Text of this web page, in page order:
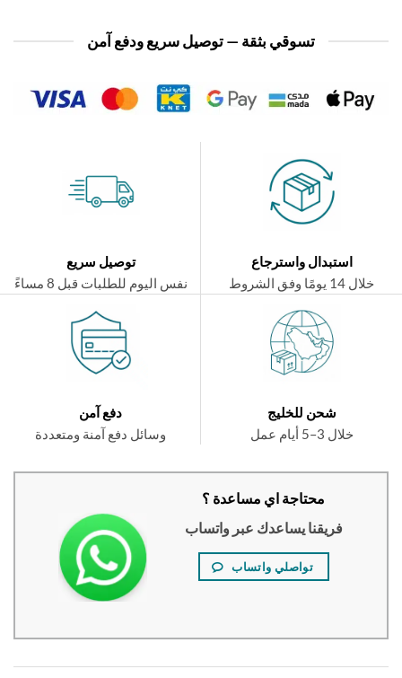
تسوقي بثقة — توصيل سريع ودفع آمن
استبدال واسترجاع
توصيل سريع
نفس اليوم للطلبات قبل 8 مساءً
شحن للخليج
دفع آمن
وسائل دفع آمنة ومتعددة
محتاجة اي مساعدة ؟
فريقنا يساعدك عبر واتساب
تواصلي واتساب